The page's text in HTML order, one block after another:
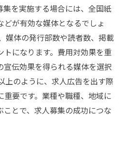
集を実施する場合には、全国紙
が有効な媒体となるでしょ
媒体の発行部数や読者数、掲載
になります。費用対効果を重
伝効果を得られる媒体を選択
上のように、求人広告を出す際
重要です。業種や職種、地域に
ことで、求人募集の成功につな